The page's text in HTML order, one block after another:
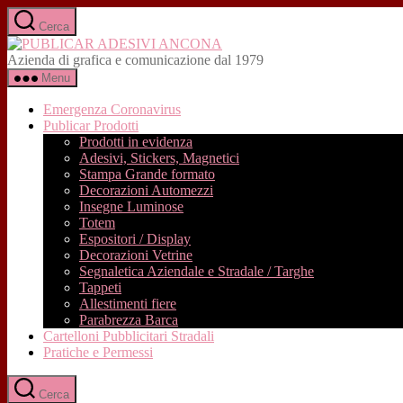
Salta
al
contenuto
Cerca
ADESIVI
Azienda di grafica e comunicazione dal 1979
Menu
Emergenza Coronavirus
Publicar Prodotti
Prodotti in evidenza
Adesivi, Stickers, Magnetici
Stampa Grande formato
Decorazioni Automezzi
Insegne Luminose
Totem
Espositori / Display
Decorazioni Vetrine
Segnaletica Aziendale e Stradale / Targhe
Tappeti
Allestimenti fiere
Parabrezza Barca
Cartelloni Pubblicitari Stradali
Pratiche e Permessi
Cerca